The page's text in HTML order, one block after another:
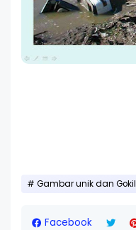
Gambar unik dan Gokil
Facebook